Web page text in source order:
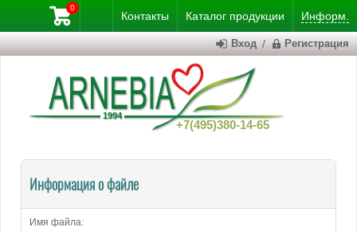
Контакты Каталог продукции Информ.
+7(495)380-14-65
0
Вход / Регистрация
Информация о файле
Имя файла: